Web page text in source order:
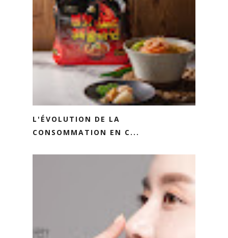
L'ÉVOLUTION DE LA
CONSOMMATION EN C...